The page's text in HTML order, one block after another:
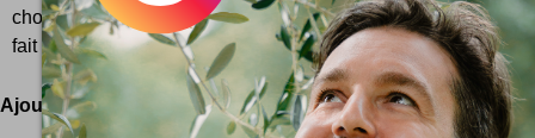
chouette cravate très casual, les réunions au bureau
fait la même...
Ajoutez votre avis !